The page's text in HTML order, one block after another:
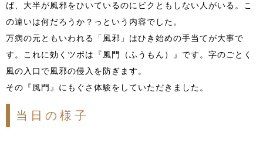
ば、大半が風邪をひいているのにビクともしない人がいる。こ
の違いは何だろうか？っという内容でした。
万病の元ともいわれる「風邪」はひき始めの手当てが大事で
す。これに効くツボは『風門（ふうもん）』です。字のごとく
風の入口で風邪の侵入を防ぎます。
その『風門』にもぐさ体験をしていただきました。
当日の様子